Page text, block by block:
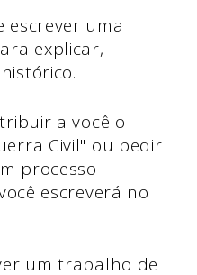
escrever uma
explicar,
a você o
Civil" ou pedir
processo
escreverá no
um trabalho de